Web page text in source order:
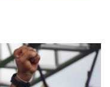
BBD 2.013626
BDT 123.754743
BHD 0.37711